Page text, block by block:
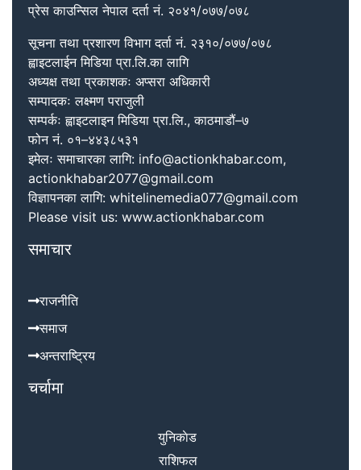
प्रेस काउन्सिल नेपाल दर्ता नं. २०४१/०७७/०७८
सूचना तथा प्रशारण विभाग दर्ता नं. २३१०/०७७/०७८
ह्वाइटलाईन मिडिया प्रा.लि.का लागि
अध्यक्ष तथा प्रकाशकः अप्सरा अधिकारी
सम्पादकः लक्ष्मण पराजुली
सम्पर्कः ह्वाइटलाइन मिडिया प्रा.लि., काठमाडौं–७
फोन नं. ०१–४४३८५३१
इमेलः समाचारका लागि: info@actionkhabar.com,
actionkhabar2077@gmail.com
विज्ञापनका लागि: whitelinemedia077@gmail.com
Please visit us: www.actionkhabar.com
समाचार
राजनीति
समाज
अन्तराष्ट्रिय
चर्चामा
युनिकाेड
राशिफल